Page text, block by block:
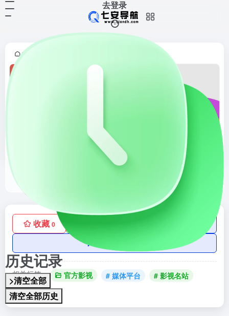
去登录
历史记录
>清空全部
清空全部历史
首页
收藏 0
AI账号购买
相关标签： 官方影视 # 媒体平台
# 影视名站
# 快手